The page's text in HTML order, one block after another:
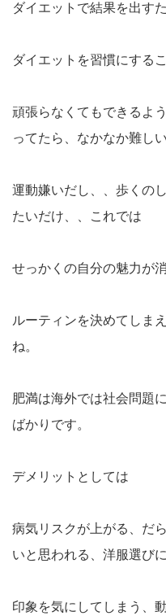
ダイエットで結果を出す
ダイエットを習慣にする
頑張らなくてもできるよ
ってたら、なかなか難し
運動嫌いだし、、歩くの
たいだけ、、これでは
せっかくの自分の魅力が
ルーティンを決めてしま
ね。
肥満は海外では社会問題
ばかりです。
デメリットとしては
病気リスクが上がる、だ
いと思われる、洋服選びに
印象を気にしてしまう、